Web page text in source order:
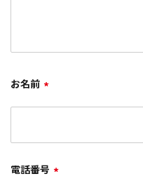
お名前 *
電話番号 *